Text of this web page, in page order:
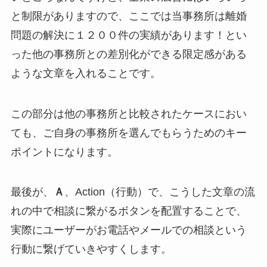
と制限がありますので、ここでは当事務所は離婚
問題の解決に１２００件の実績があります！とい
った他の事務所との差別化ができる限定感がある
ような文章を入れることです。
この部分は他の事務所と比較されたケースにおい
ても、ご自身の事務所を選んでもらうためのキー
ポイントになります。
最後が、 Ａ 、Action（行動）で、こうした文章の流
れの中で相談に繋がるボタンを配置することで、
実際にユーザーがお電話やメールでの相談という
行動に繋げていきやすくします。